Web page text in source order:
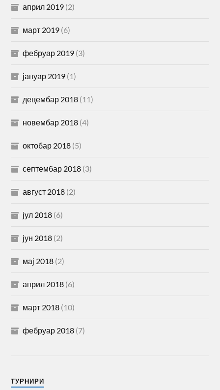
април 2019 (2)
март 2019 (6)
фебруар 2019 (3)
јануар 2019 (1)
децембар 2018 (11)
новембар 2018 (4)
октобар 2018 (5)
септембар 2018 (3)
август 2018 (2)
јул 2018 (6)
јун 2018 (2)
мај 2018 (2)
април 2018 (6)
март 2018 (10)
фебруар 2018 (7)
TУРНИРИ